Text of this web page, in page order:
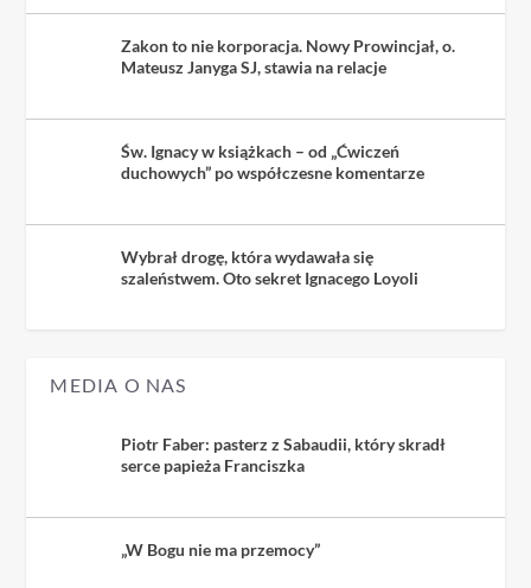
Zakon to nie korporacja. Nowy Prowincjał, o.
Mateusz Janyga SJ, stawia na relacje
Św. Ignacy w książkach – od „Ćwiczeń
duchowych” po współczesne komentarze
Wybrał drogę, która wydawała się
szaleństwem. Oto sekret Ignacego Loyoli
MEDIA O NAS
Piotr Faber: pasterz z Sabaudii, który skradł
serce papieża Franciszka
„W Bogu nie ma przemocy”